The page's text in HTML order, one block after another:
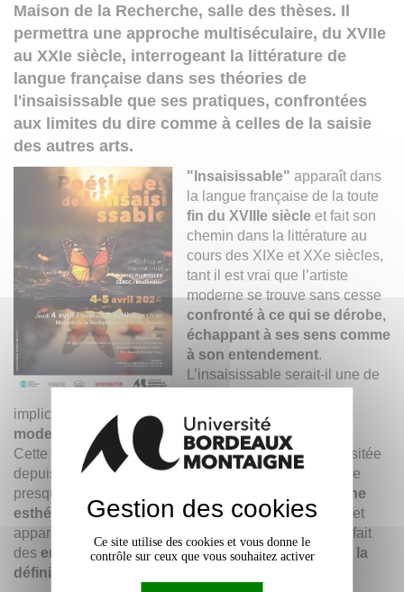
Maison de la Recherche, salle des thèses. Il
permettra une approche multiséculaire, du XVIIe
au XXIe siècle, interrogeant la littérature de
langue française dans ses théories de
l'insaisissable que ses pratiques, confrontées
aux limites du dire comme à celles de la saisie
des autres arts.
"Insaisissable" apparaît dans
la langue française de la toute
fin du XVIIIe siècle et fait son
chemin dans la littérature au
cours des XIXe et XXe siècles,
tant il est vrai que l’artiste
moderne se trouve sans cesse
confronté à ce qui se dérobe,
échappant à ses sens comme
à son entendement.
L’insaisissable serait-il une de
implications esthétiques permettant de
fonder la
modernité par opposition à ce qui l’a précédée ?
Cette notion de l’insaisissable n’a plus guère été revisitée
depuis
Vladimir Jankélévitch(Le je-ne-sais-quoi et le
presque-rien). Elle mérite donc une nouvelle
approche
esthétique et spécifiquement littéraire. C’est un sujet
apparemment plutôt thématique, mais qui engage en fait
des enjeux formels et entraîne une discussion sur la
définition de la modernité.
Gestion des cookies
Ce site utilise des cookies et vous donne le
contrôle sur ceux que vous souhaitez activer